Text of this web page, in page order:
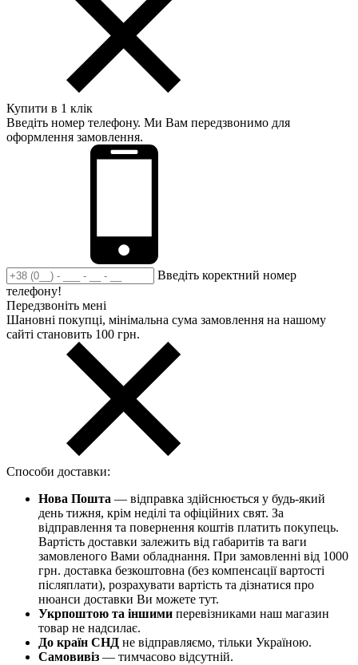
Купити в 1 клік
Введіть номер телефону. Ми Вам передзвонимо для
оформлення замовлення.
Введіть коректний номер
телефону!
Передзвоніть мені
Шановні покупці, мінімальна сума замовлення на нашому
сайті становить 100 грн.
Способи доставки:
Нова Пошта — відправка здійснюється у будь-який
день тижня, крім неділі та офіційних свят. За
відправлення та повернення коштів платить покупець.
Вартість доставки залежить від габаритів та ваги
замовленого Вами обладнання. При замовленні від 1000
грн. доставка безкоштовна (без компенсації вартості
післяплати), розрахувати вартість та дізнатися про
нюанси доставки Ви можете тут.
Укрпоштою та іншими перевізниками наш магазин
товар не надсилає.
До країн СНД не відправляємо, тільки Україною.
Самовивіз — тимчасово відсутній.